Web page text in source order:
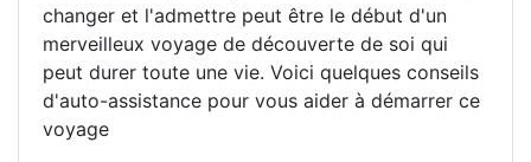
changer et l'admettre peut être le début d'un
merveilleux voyage de découverte de soi qui
peut durer toute une vie. Voici quelques conseils
d'auto-assistance pour vous aider à démarrer ce
voyage